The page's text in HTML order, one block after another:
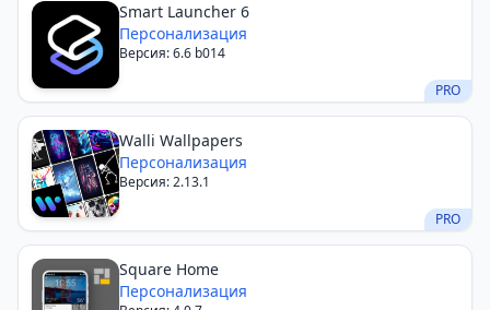
Smart Launcher 6
Персонализация
Версия: 6.6 b014
PRO
Walli Wallpapers
Персонализация
Версия: 2.13.1
PRO
Square Home
Персонализация